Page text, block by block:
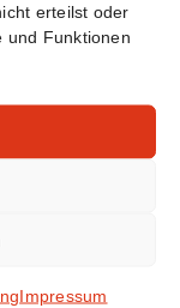
erteilst oder
und Funktionen
Impressum